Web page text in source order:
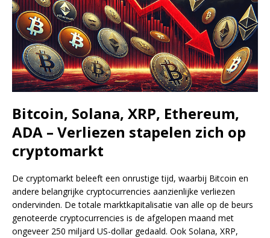
Bitcoin, Solana, XRP, Ethereum,
ADA – Verliezen stapelen zich op
cryptomarkt
De cryptomarkt beleeft een onrustige tijd, waarbij Bitcoin en
andere belangrijke cryptocurrencies aanzienlijke verliezen
ondervinden. De totale marktkapitalisatie van alle op de beurs
genoteerde cryptocurrencies is de afgelopen maand met
ongeveer 250 miljard US-dollar gedaald. Ook Solana, XRP,